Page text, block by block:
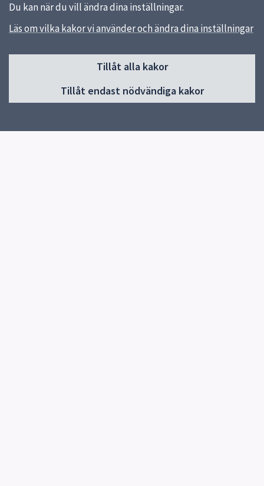
Du kan när du vill ändra dina inställningar.
Läs om vilka kakor vi använder och ändra dina inställningar
Tillåt alla kakor
Tillåt endast nödvändiga kakor
Sidfot
Om webbplatsen Utförare vård